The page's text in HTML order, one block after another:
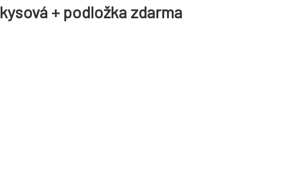
+ podložka zdarma